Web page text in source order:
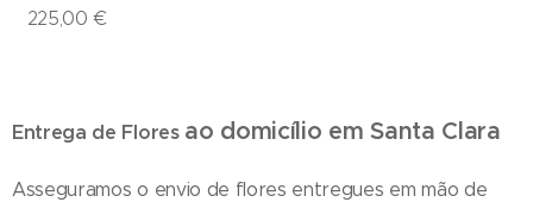
225,00 €
Entrega de Flores ao domicílio em Santa Clara
Asseguramos o envio de flores entregues em mão de